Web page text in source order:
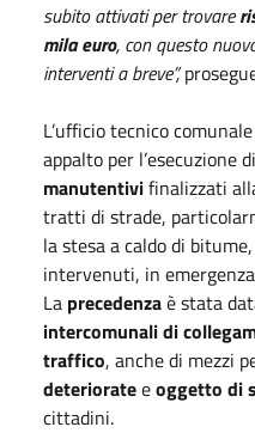
subito attivati per trovare
mila euro, con questo
interventi a breve”,
L’ufficio tecnico
appalto per l’esecuzione di
manutentivifinalizzati
tratti di strade,
la stesa a caldo di
intervenuti, in
La precedenzaè stata
intercomunali di
traffico, anche di mezzi
deteriorateeoggetto di
cittadini.